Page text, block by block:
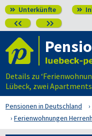
 Unterkünfte 
 
Details zu
Lübeck, zwei
Pensionen in Deutschland
Ferienwohnungen